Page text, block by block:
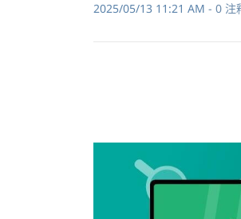
2025/05/13 11:21 AM - 0 注